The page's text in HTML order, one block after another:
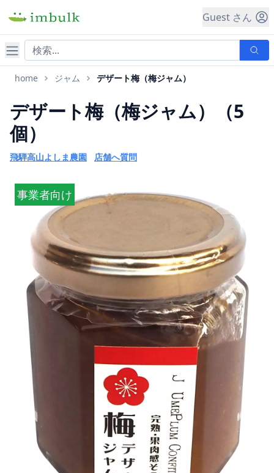
Guest さん
ナビゲーション
home ジャム デザート梅（梅ジャム）
デザート梅（梅ジャム）（5
個）
飛騨高山よしま農園 店舗へ質問
事業者向け